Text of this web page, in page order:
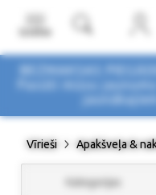
BEZMAKSAS
Pasūti mūsu
Vīrieši Apakšveļa &
Kategorijas